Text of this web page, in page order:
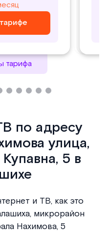
тарифа
по адресу
улица,
5 в
и ТВ, как это
микрорайон
Нахимова, 5